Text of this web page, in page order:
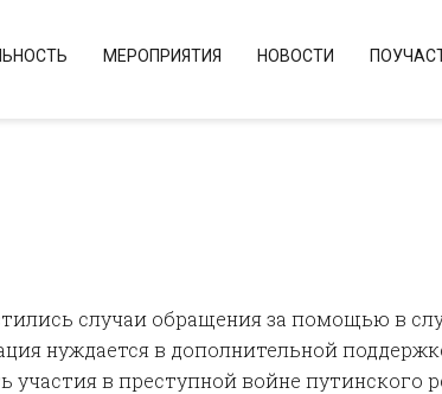
МЕРОПРИЯТИЯ НОВОСТИ
случаи обращения за помощью в
нуждается в дополнительной
в преступной войне путинского